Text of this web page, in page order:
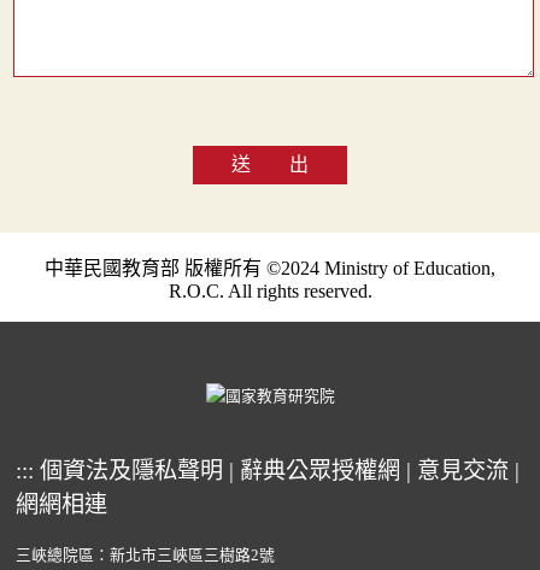
送 出
中華民國教育部 版權所有 ©2024 Ministry of Education,
R.O.C. All rights reserved.
::: 個資法及隱私聲明 | 辭典公眾授權網 | 意見交流 |
網網相連
三峽總院區：新北市三峽區三樹路2號